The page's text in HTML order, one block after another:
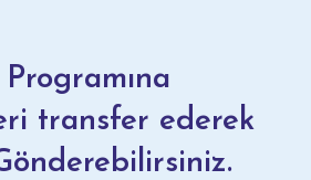
transfer ederek